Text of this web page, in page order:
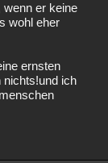
wenn er keine
wohl eher
ernsten
nichts!und ich